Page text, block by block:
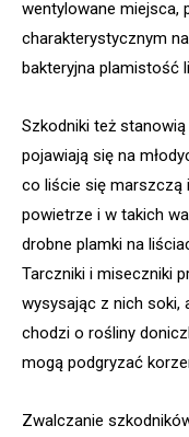
wentylowane miejsca,
charakterystycznym
bakteryjna plamistość
Szkodniki też
pojawiają się na
co liście się marszczą
powietrze i w takich
drobne plamki na
Tarczniki i miseczniki
wysysając z nich soki,
chodzi o rośliny
mogą podgryzać
Zwalczanie